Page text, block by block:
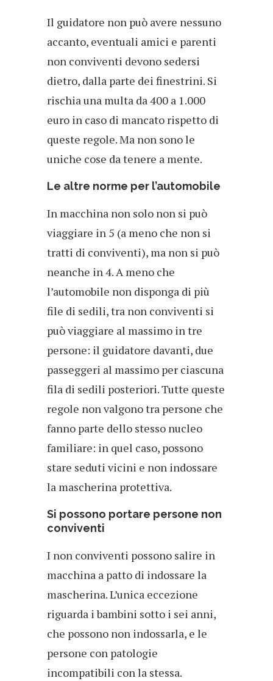
Il guidatore non può avere nessuno
accanto, eventuali amici e parenti
non conviventi devono sedersi
dietro, dalla parte dei finestrini. Si
rischia una multa da 400 a 1.000
euro in caso di mancato rispetto di
queste regole. Ma non sono le
uniche cose da tenere a mente.
Le altre norme per l’automobile
In macchina non solo non si può
viaggiare in 5 (a meno che non si
tratti di conviventi), ma non si può
neanche in 4. A meno che
l’automobile non disponga di più
file di sedili, tra non conviventi si
può viaggiare al massimo in tre
persone: il guidatore davanti, due
passeggeri al massimo per ciascuna
fila di sedili posteriori. Tutte queste
regole non valgono tra persone che
fanno parte dello stesso nucleo
familiare: in quel caso, possono
stare seduti vicini e non indossare
la mascherina protettiva.
Si possono portare persone non
conviventi
I non conviventi possono salire in
macchina a patto di indossare la
mascherina. L’unica eccezione
riguarda i bambini sotto i sei anni,
che possono non indossarla, e le
persone con patologie
incompatibili con la stessa.